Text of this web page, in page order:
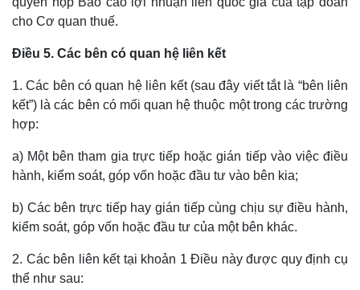
cho Cơ quan thuế.
Điều 5. Các bên có quan hệ liên kết
1. Các bên có quan hệ liên kết (sau đây viết tắt là “bên liên
kết”) là các bên có mối quan hệ thuộc một trong các trường
hợp:
a) Một bên tham gia trực tiếp hoặc gián tiếp vào việc điều
hành, kiểm soát, góp vốn hoặc đầu tư vào bên kia;
b) Các bên trực tiếp hay gián tiếp cùng chịu sự điều hành,
kiểm soát, góp vốn hoặc đầu tư của một bên khác.
2. Các bên liên kết tại khoản 1 Điều này được quy định cụ
thể như sau: